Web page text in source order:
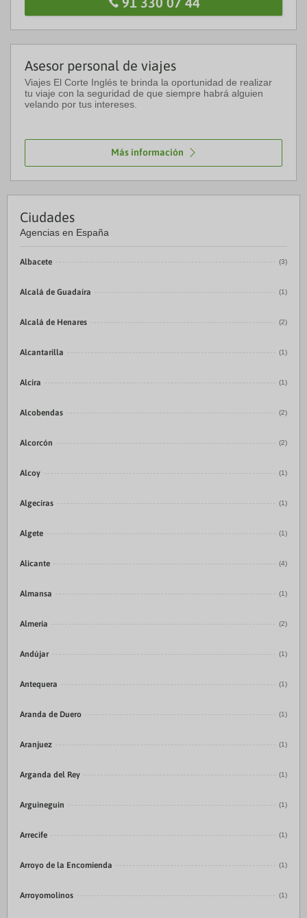
Asesor personal de viajes
Viajes El Corte Inglés te brinda la oportunidad de realizar
tu viaje con la seguridad de que siempre habrá alguien
velando por tus intereses.
Más información
Ciudades
Agencias en España
Albacete (3)
Alcalá de Guadaíra (1)
Alcalá de Henares (2)
Alcantarilla (1)
Alcira (1)
Alcobendas (2)
Alcorcón (2)
Alcoy (1)
Algeciras (1)
Algete (1)
Alicante (4)
Almansa (1)
Almería (2)
Andújar (1)
Antequera (1)
Aranda de Duero (1)
Aranjuez (1)
Arganda del Rey (1)
Arguineguin (1)
Arrecife (1)
Arroyo de la Encomienda (1)
Arroyomolinos (1)